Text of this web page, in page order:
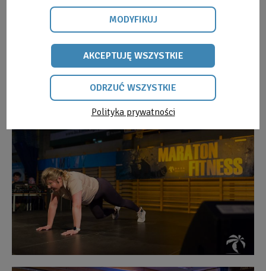
MODYFIKUJ
Polityka prywatności
ODRZUĆ WSZYSTKIE
WSZYSTKIE
AKCEPTUJĘ WSZYSTKIE